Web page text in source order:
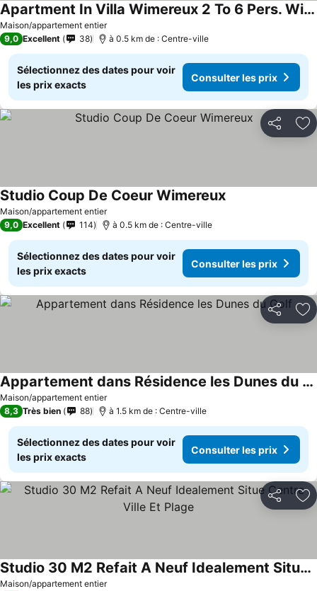
Maison/appartement entier
Apartment In Villa Wimereux 2 To 6 Pers. Wifi. Very Quiet Street
9,0 Excellent 38 à 0.5 km de : Centre-ville
Sélectionnez des dates pour voir
les prix exacts
Consulter les prix
Partager
Maison/appartement entier
Studio Coup De Coeur Wimereux
9,0 Excellent 114 à 0.5 km de : Centre-ville
Sélectionnez des dates pour voir
les prix exacts
Consulter les prix
Partager
Maison/appartement entier
Appartement dans Résidence les Dunes du Golf
8,3 Très bien 88 à 1.5 km de : Centre-ville
Sélectionnez des dates pour voir
les prix exacts
Consulter les prix
Partager
Maison/appartement entier
Studio 30 M2 Refait A Neuf Idealement Situe Centre Ville Et Plage